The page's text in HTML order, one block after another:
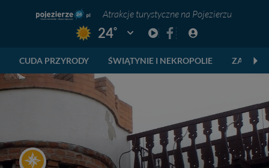
Atrakcje turystyczne na Pojezierzu
24° Pogoda: Gniezno
CUDA PRZYRODY ŚWIĄTYNIE I NEKROPOLIE ZABYTKI